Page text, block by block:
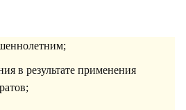
в результате применения